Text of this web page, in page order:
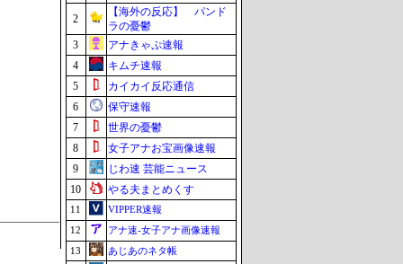
2
【海外の反応】 パンド
ラの憂鬱
3
アナきゃぷ速報
4
キムチ速報
5
カイカイ反応通信
6
保守速報
7
世界の憂鬱
8
女子アナお宝画像速報
9
じわ速 芸能ニュース
10
やる夫まとめくす
11
VIPPER速報
12
アナ速‐女子アナ画像速報
13
あじあのネタ帳